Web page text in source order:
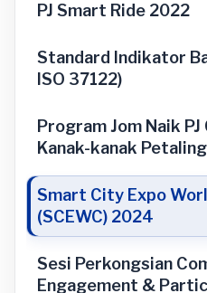
PJ Smart Ride 2022
Standard Indikator
ISO 37122)
Program Jom Naik
Kanak-kanak
Smart City Expo
(SCEWC) 2024
Sesi Perkongsian
Engagement &